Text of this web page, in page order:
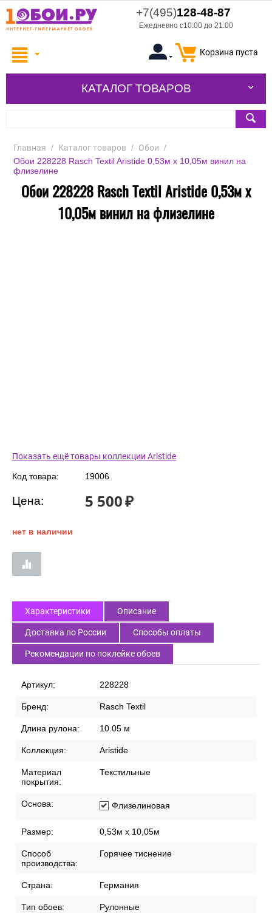
+7(495)128-48-87
Ежедневно с10:00 до 21:00
Корзина пуста
КАТАЛОГ ТОВАРОВ
Главная / Каталог товаров / Обои /
Обои 228228 Rasch Textil Aristide 0,53м x 10,05м винил на
флизелине
Обои 228228 Rasch Textil Aristide 0,53м x
10,05м винил на флизелине
Показать ещё товары коллекции Aristide
Код товара: 19006
Цена: 5 500₽
нет в наличии
Характеристики Описание
Доставка по России Способы оплаты
Рекомендации по поклейке обоев
Артикул: 228228
Бренд: Rasch Textil
Длина рулона: 10.05 м
Коллекция: Aristide
Материал
покрытия:
Текстильные
Основа: Флизелиновая
Размер: 0,53м x 10,05м
Способ
производства:
Горячее тиснение
Страна: Германия
Тип обоев: Рулонные